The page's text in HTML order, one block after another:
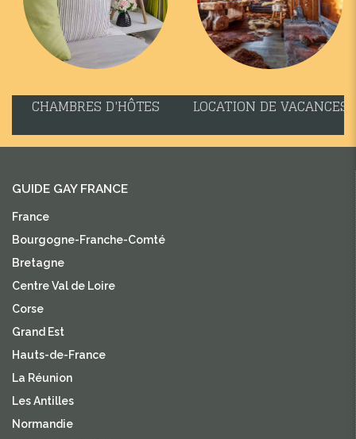
CHAMBRES D'HÔTES LOCATION DE VACANCES
GUIDE GAY FRANCE
France
Bourgogne-Franche-Comté
Bretagne
Centre Val de Loire
Corse
Grand Est
Hauts-de-France
La Réunion
Les Antilles
Normandie